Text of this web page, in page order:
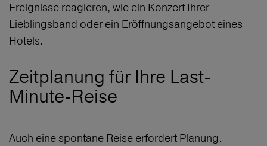
Ereignisse reagieren, wie ein Konzert Ihrer
Lieblingsband oder ein Eröffnungsangebot eines
Hotels.
Zeitplanung für Ihre Last-
Minute-Reise
Auch eine spontane Reise erfordert Planung.